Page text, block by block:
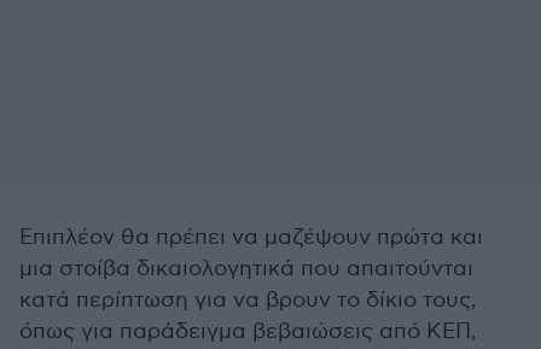
Επιπλέον θα πρέπει να μαζέψουν πρώτα και
μια στοίβα δικαιολογητικά που απαιτούνται
κατά περίπτωση για να βρουν το δίκιο τους,
όπως για παράδειγμα βεβαιώσεις από ΚΕΠ,